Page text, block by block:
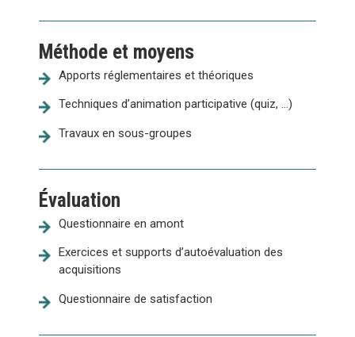
Méthode et moyens
Apports réglementaires et théoriques
Techniques d’animation participative (quiz, ...)
Travaux en sous-groupes
Évaluation
Questionnaire en amont
Exercices et supports d’autoévaluation des
acquisitions
Questionnaire de satisfaction